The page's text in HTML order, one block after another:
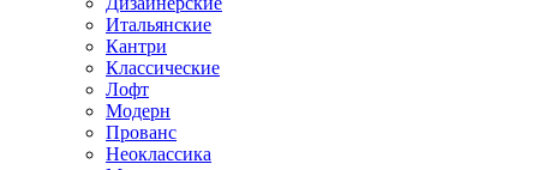
Итальянские
Кантри
Классические
Лофт
Модерн
Прованс
Неоклассика